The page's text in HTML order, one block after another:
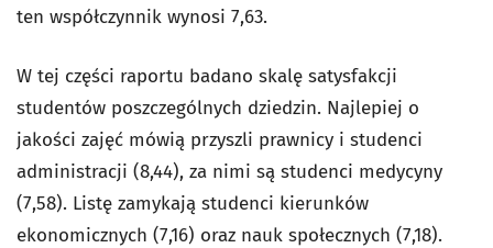
ten współczynnik wynosi 7,63.
W tej części raportu badano skalę satysfakcji
studentów poszczególnych dziedzin. Najlepiej o
jakości zajęć mówią przyszli prawnicy i studenci
administracji (8,44), za nimi są studenci medycyny
(7,58). Listę zamykają studenci kierunków
ekonomicznych (7,16) oraz nauk społecznych (7,18).